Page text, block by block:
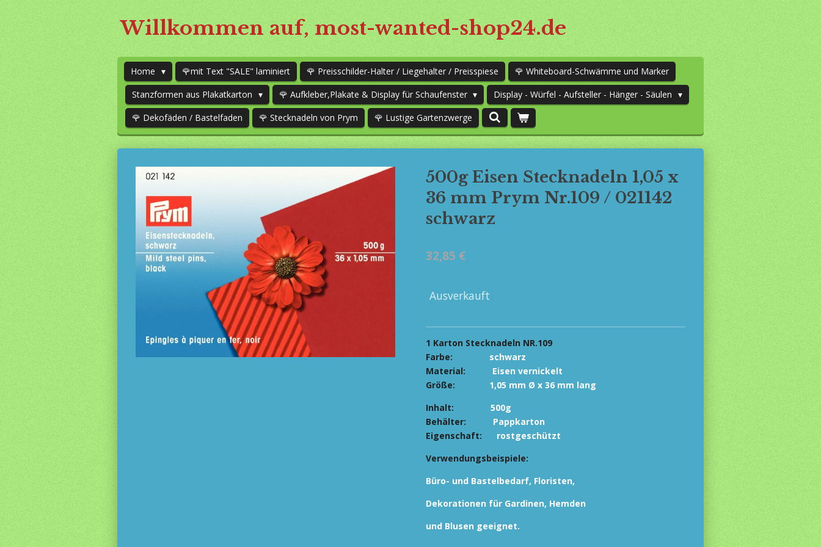
Willkommen auf, most-wanted-shop24.de
Home 🌹mit Text "SALE" laminiert 🌹 Preisschilder-Halter / Liegehalter / Preisspiese
🌹 Whiteboard-Schwämme und Marker
Stanzformen aus Plakatkarton
🌹 Aufkleber,Plakate & Display für Schaufenster
Display - Würfel - Aufsteller - Hänger - Säulen
🌹 Dekofäden / Bastelfaden
🌹 Stecknadeln von Prym 🌹 Lustige Gartenzwerge
500g Eisen Stecknadeln 1,05 x
36 mm Prym Nr.109 / 021142
schwarz
32,85 €
Ausverkauft
1 Karton Stecknadeln NR.109
Farbe: schwarz
Material: Eisen vernickelt
Größe:
1,05 mm Ø x 36 mm lang
Inhalt:
500g
Behälter: Pappkarton
Eigenschaft:
rostgeschützt
Verwendungsbeispiele:
Büro- und Bastelbedarf, Floristen,
Dekorationen für Gardinen, Hemden
und Blusen geeignet.